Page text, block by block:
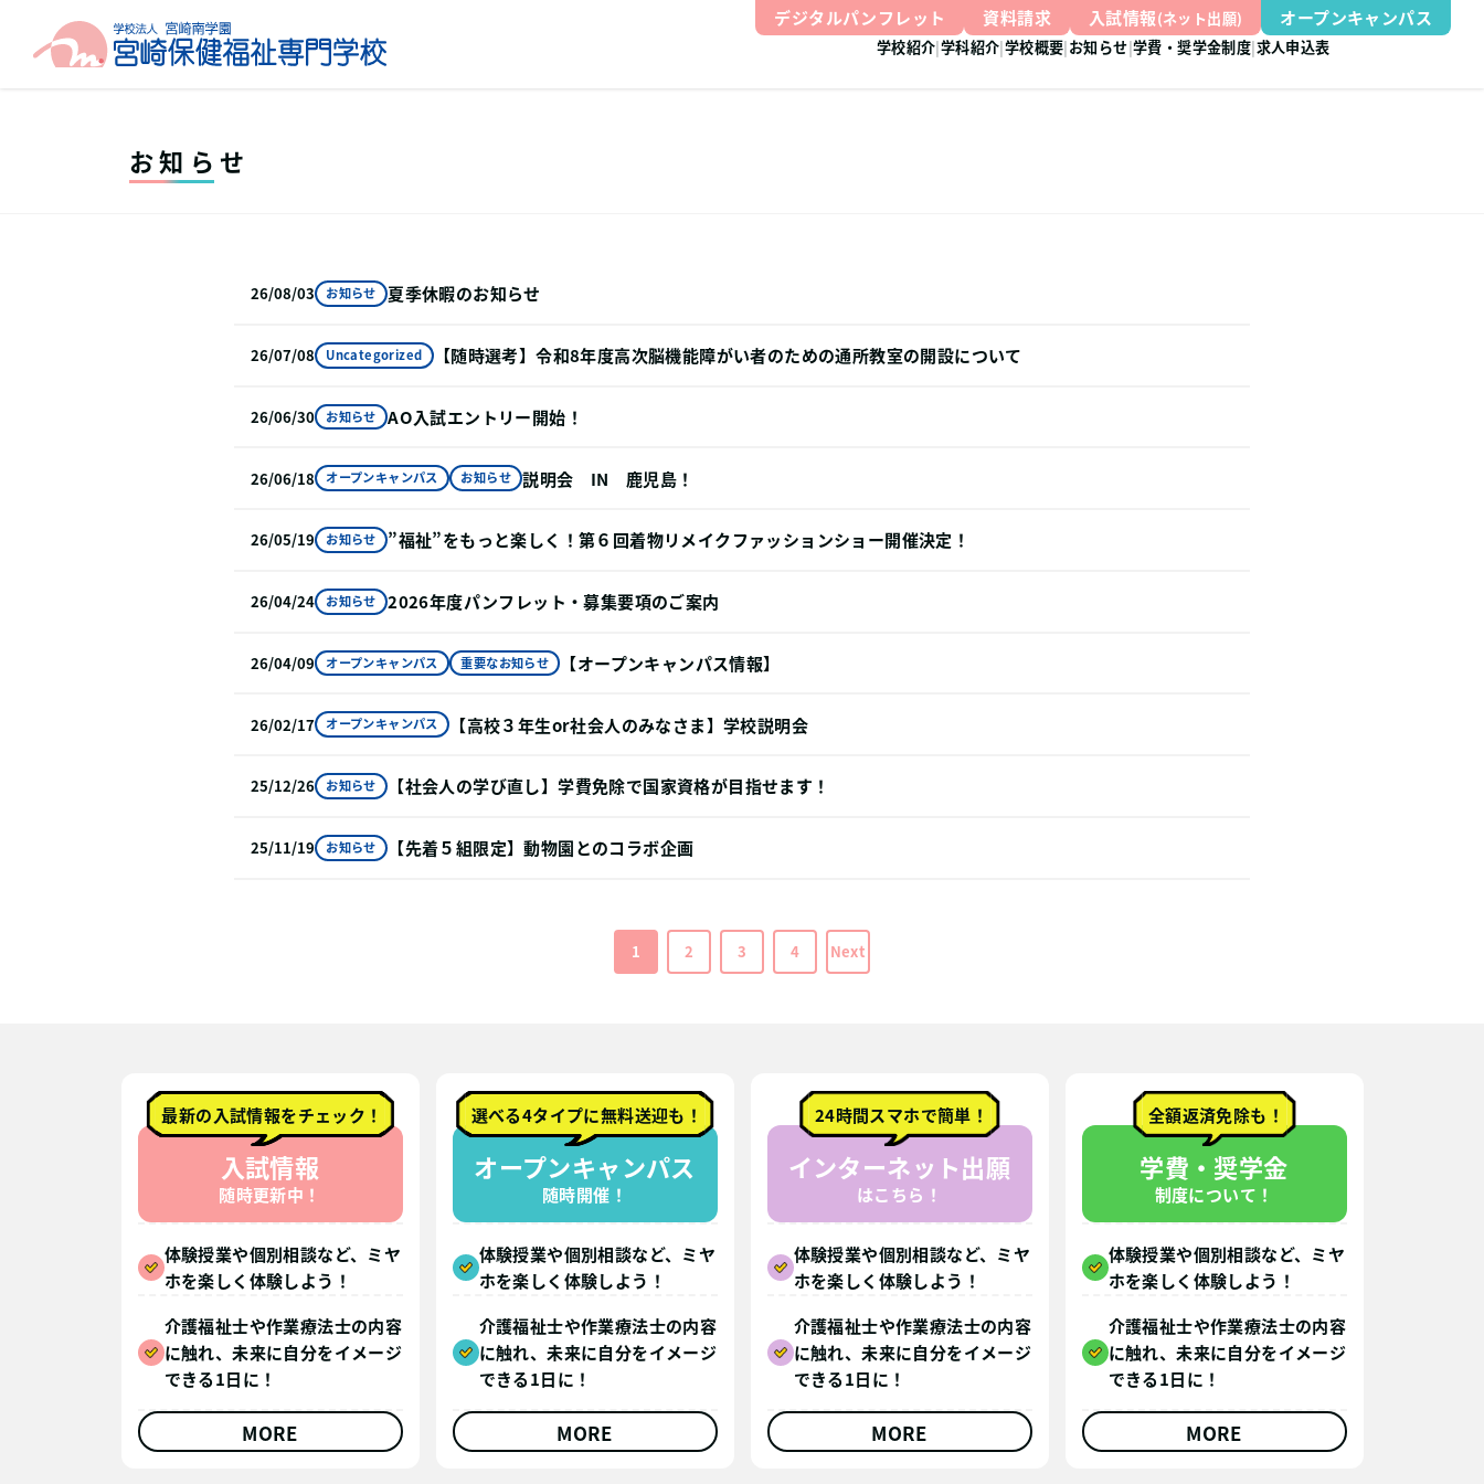
デジタルパンフレット 資料請求 入試情報(ネット出願) オープンキャンパス
学校紹介 学科紹介 学校概要 お知らせ 学費・奨学金制度 求人申込表
お知らせ
26/08/03 お知らせ 夏季休暇のお知らせ
26/07/08 Uncategorized 【随時選考】令和8年度⾼次脳機能障がい者のための通所教室の開設について
26/06/30 お知らせ AO入試エントリー開始！
26/06/18 オープンキャンパス お知らせ 説明会 IN 鹿児島！
26/05/19 お知らせ ”福祉”をもっと楽しく！第６回着物リメイクファッションショー開催決定！
26/04/24 お知らせ 2026年度パンフレット・募集要項のご案内
26/04/09 オープンキャンパス 重要なお知らせ 【オープンキャンパス情報】
26/02/17 オープンキャンパス 【高校３年生or社会人のみなさま】学校説明会
25/12/26 お知らせ 【社会人の学び直し】学費免除で国家資格が目指せます！
25/11/19 お知らせ 【先着５組限定】動物園とのコラボ企画
1 2 3 4 Next
最新の入試情報をチェック！
入試情報
随時更新中！
体験授業や個別相談など、ミヤ
ホを楽しく体験しよう！
介護福祉士や作業療法士の内容
に触れ、未来に自分をイメージ
できる1日に！
MORE
選べる4タイプに無料送迎も！
オープンキャンパス
随時開催！
体験授業や個別相談など、ミヤ
ホを楽しく体験しよう！
介護福祉士や作業療法士の内容
に触れ、未来に自分をイメージ
できる1日に！
MORE
24時間スマホで簡単！
インターネット出願
はこちら！
体験授業や個別相談など、ミヤ
ホを楽しく体験しよう！
介護福祉士や作業療法士の内容
に触れ、未来に自分をイメージ
できる1日に！
MORE
全額返済免除も！
学費・奨学金
制度について！
体験授業や個別相談など、ミヤ
ホを楽しく体験しよう！
介護福祉士や作業療法士の内容
に触れ、未来に自分をイメージ
できる1日に！
MORE